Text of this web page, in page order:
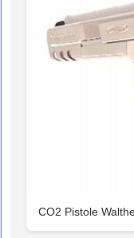
CO2 Pistole